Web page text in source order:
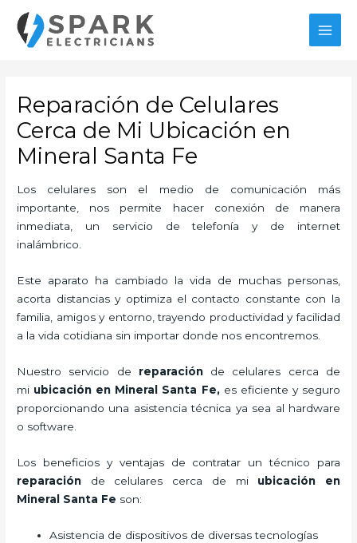
contenido
Reparación de Celulares
Cerca de Mi Ubicación en
Mineral Santa Fe
Los celulares son el medio de comunicación más
importante, nos permite hacer conexión de manera
inmediata, un servicio de telefonía y de internet
inalámbrico.
Este aparato ha cambiado la vida de muchas personas,
acorta distancias y optimiza el contacto constante con la
familia, amigos y entorno, trayendo productividad y facilidad
a la vida cotidiana sin importar donde nos encontremos.
Nuestro servicio de reparaciónde celulares cerca de
mi ubicación en Mineral Santa Fe,es eficiente y seguro
proporcionando una asistencia técnica ya sea al hardware
o software.
Los beneficios y ventajas de contratar un técnico para
reparación de celulares cerca de mi ubicación
en
Mineral Santa Fe son:
Asistencia de dispositivos de diversas tecnologías